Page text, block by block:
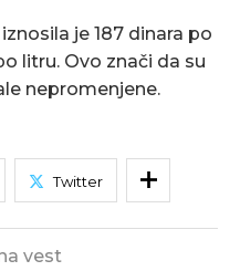
je 187 dinara po
litru. Ovo znači da su
nepromenjene.
Twitter
vest